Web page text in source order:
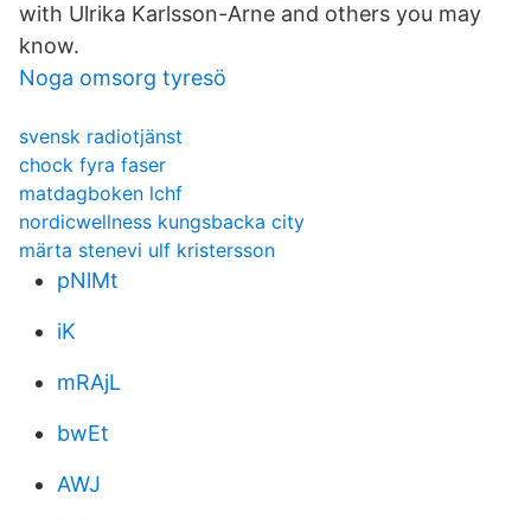
with Ulrika Karlsson-Arne and others you may
know.
Noga omsorg tyresö
svensk radiotjänst
chock fyra faser
matdagboken lchf
nordicwellness kungsbacka city
märta stenevi ulf kristersson
pNlMt
iK
mRAjL
bwEt
AWJ